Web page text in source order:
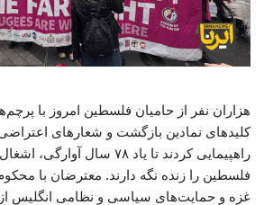
هزاران نفر از حامیان فلسطین امروز با
کلیدهای نمادین بازگشت و شعارهای
راهپیمایی کردند تا یاد ۷۸ سال
فلسطین را زنده نگه دارند. معترضان با
غزه و حمایت‌های سیاسی و نظامی انگلیس